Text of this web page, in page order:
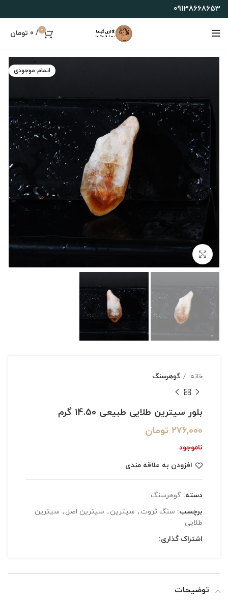
09138668653
0
/
0 تومان
اتمام موجودی
بزرگنمایی تصویر
خانه گوهرسنگ
بلور سیترین طلایی طبیعی 14.50 گرم
276,000 تومان
ناموجود
افزودن به علاقه مندی
دسته: گوهرسنگ
برچسب: سنگ ثروت , سیترین , سیترین اصل , سیترین
طلایی
اشتراک گذاری:
توضیحات